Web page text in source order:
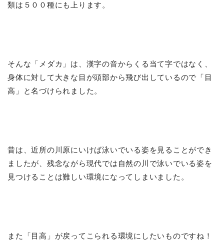
類は５００種にも上ります。
そんな「メダカ」は、漢字の音からくる当て字ではなく、
身体に対して大きな目が頭部から飛び出しているので「目
高」と名づけられました。
昔は、近所の川原にいけば泳いでいる姿を見ることができ
ましたが、残念ながら現代では自然の川で泳いでいる姿を
見つけることは難しい環境になってしまいました。
また「目高」が戻ってこられる環境にしたいものですね！